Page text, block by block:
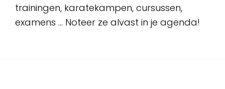
trainingen, karatekampen, cursussen,
examens … Noteer ze alvast in je agenda!